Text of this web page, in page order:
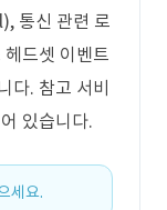
통신 관련 로
드셋 이벤트
다. 참고 서비
있습니다.
세요.